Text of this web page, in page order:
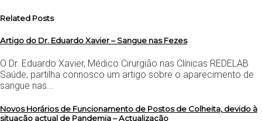
Related Posts
Artigo do Dr. Eduardo Xavier – Sangue nas Fezes
O Dr. Eduardo Xavier, Médico Cirurgião nas Clínicas REDELAB
Saúde, partilha connosco um artigo sobre o aparecimento de
sangue nas...
Novos Horários de Funcionamento de Postos de Colheita, devido à
situação actual de Pandemia – Actualização